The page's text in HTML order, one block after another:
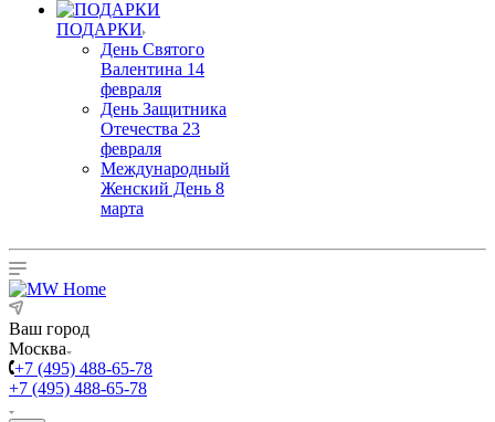
ПОДАРКИ
День Святого
Валентина 14
февраля
День Защитника
Отечества 23
февраля
Международный
Женский День 8
марта
Ваш город
Москва
+7 (495) 488-65-78
+7 (495) 488-65-78